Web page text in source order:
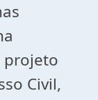
projeto
Civil,